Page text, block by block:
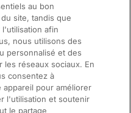
au bon
site, tandis que
afin
nous utilisons des
personnalisé et des
les réseaux sociaux. En
consentez à
pour améliorer
l'utilisation et soutenir
le partage